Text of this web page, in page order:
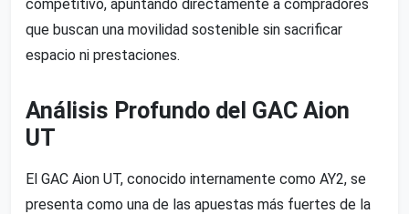
competitivo, apuntando directamente a compradores
que buscan una movilidad sostenible sin sacrificar
espacio ni prestaciones.
Análisis Profundo del GAC Aion
UT
El GAC Aion UT, conocido internamente como AY2, se
presenta como una de las apuestas más fuertes de la